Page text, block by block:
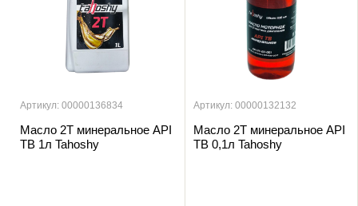
Артикул: 00000136834
Масло 2Т минеральное API
TB 1л Tahoshy
Артикул: 00000132132
Масло 2Т минеральное API
TB 0,1л Tahoshy